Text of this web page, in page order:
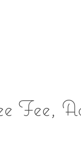
Fee,